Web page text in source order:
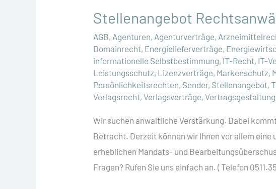
Stellenangebot
AGB, Agenturen, Agenturverträge,
Domainrecht, Energielieferverträge,
informationelle Selbstbestimmung, IT-Recht, IT-
Leistungsschutz, Lizenzverträge, Markenschutz,
Persönlichkeitsrechten, Sender, Stellenangebot,
Verlagsrecht,Verlagsverträge,Vertragsgestaltung
Wir suchen anwaltliche Verstärkung. Dabei
Betracht. Derzeit können wir Ihnen vor allem
erheblichen Mandats- und
Fragen? Rufen Sie uns einfach an. ( Telefon